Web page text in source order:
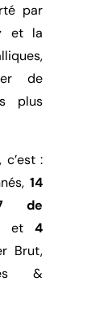
par
et la
de
plus
:
14
de
et 4
Brut,
&